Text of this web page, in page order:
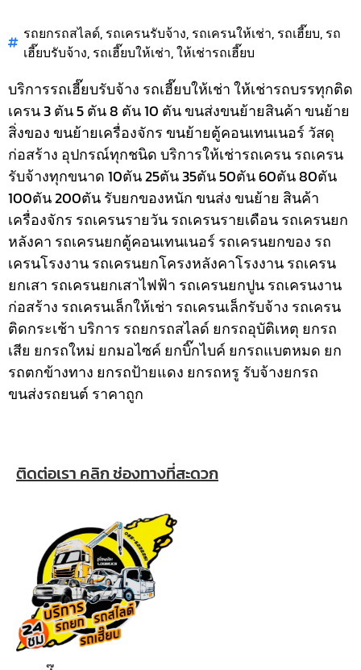
รถยกรถสไลด์, รถเครนรับจ้าง, รถเครนให้เช่า, รถเฮี๊ยบ, รถ
เฮี๊ยบรับจ้าง, รถเฮี๊ยบให้เช่า,ให้เช่ารถเฮี๊ยบ
บริการรถเฮี๊ยบรับจ้าง รถเฮี๊ยบให้เช่า ให้เช่ารถบรรทุกติด
เครน 3 ตัน 5 ตัน 8 ตัน 10 ตัน ขนส่งขนย้ายสินค้า ขนย้าย
สิ่งของ ขนย้ายเครื่องจักร ขนย้ายตู้คอนเทนเนอร์ วัสดุ
ก่อสร้าง อุปกรณ์ทุกชนิดบริการให้เช่ารถเครน รถเครน
รับจ้างทุกขนาด 10ตัน 25ตัน 35ตัน 50ตัน 60ตัน 80ตัน
100ตัน 200ตัน รับยกของหนัก ขนส่ง ขนย้าย สินค้า
เครื่องจักร รถเครนรายวัน รถเครนรายเดือน รถเครนยก
หลังคา รถเครนยกตู้คอนเทนเนอร์ รถเครนยกของ รถ
เครนโรงงาน รถเครนยกโครงหลังคาโรงงาน รถเครน
ยกเสา รถเครนยกเสาไฟฟ้า รถเครนยกปูน รถเครนงาน
ก่อสร้าง รถเครนเล็กให้เช่า รถเครนเล็กรับจ้าง รถเครน
ติดกระเช้าบริการ รถยกรถสไลด์ ยกรถอุบัติเหตุ ยกรถ
เสีย ยกรถใหม่ ยกมอไซค์ ยกบิ๊กไบค์ ยกรถแบตหมด ยก
รถตกข้างทาง ยกรถป้ายแดง ยกรถหรู รับจ้างยกรถ
ขนส่งรถยนต์ ราคาถูก
ติดต่อเรา คลิก ช่องทางที่สะดวก